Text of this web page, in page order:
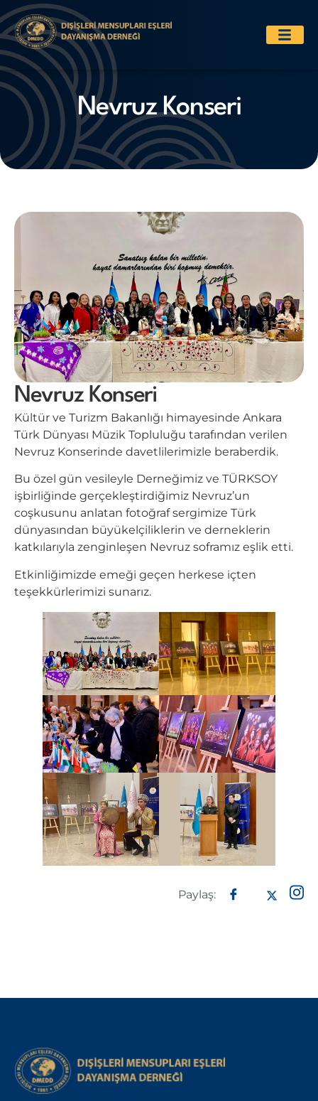
Nevruz Konseri
Nevruz Konseri
Kültür ve Turizm Bakanlığı himayesinde Ankara
Türk Dünyası Müzik Topluluğu tarafından verilen
Nevruz Konserinde davetlilerimizle beraberdik.
Bu özel gün vesileyle Derneğimiz ve TÜRKSOY
işbirliğinde gerçekleştirdiğimiz Nevruz’un
coşkusunu anlatan fotoğraf sergimize Türk
dünyasından büyükelçiliklerin ve derneklerin
katkılarıyla zenginleşen Nevruz soframız eşlik etti.
Etkinliğimizde emeği geçen herkese içten
teşekkürlerimizi sunarız.
Paylaş: